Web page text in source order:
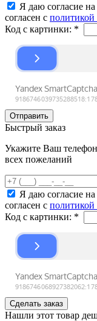
Я даю согласие
согласен с политикой
Код с картинки: *
Быстрый заказ
Укажите Ваш
всех пожеланий
Я даю согласие
согласен с политикой
Код с картинки: *
Нашли этот товар